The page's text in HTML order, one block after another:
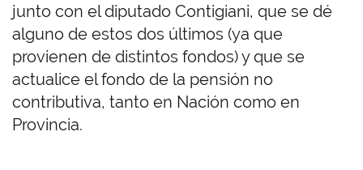
junto con el diputado Contigiani, que se dé
alguno de estos dos últimos (ya que
provienen de distintos fondos) y que se
actualice el fondo de la pensión no
contributiva, tanto en Nación como en
Provincia.